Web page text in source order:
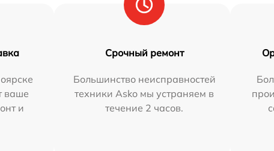
ваше
и
Срочный ремонт
Большинство неисправностей
техники Asko мы устраняем в
течение 2 часов.